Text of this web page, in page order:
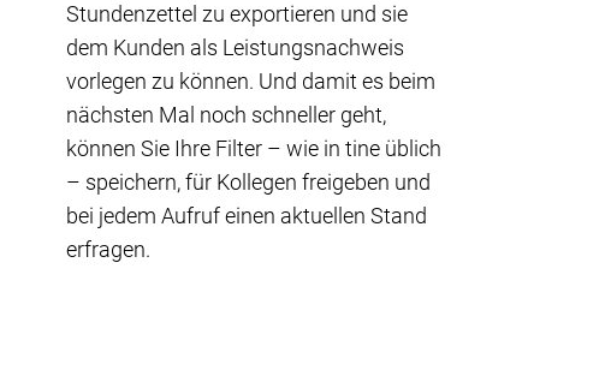
Stundenzettel zu exportieren und sie
dem Kunden als Leistungsnachweis
vorlegen zu können. Und damit es beim
nächsten Mal noch schneller geht,
können Sie Ihre Filter – wie in tineüblich
– speichern, für Kollegen freigeben und
bei jedem Aufruf einen aktuellen Stand
erfragen.